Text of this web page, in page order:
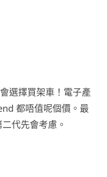
選擇買架車！電子產
都唔值呢個價。最
代先會考慮。